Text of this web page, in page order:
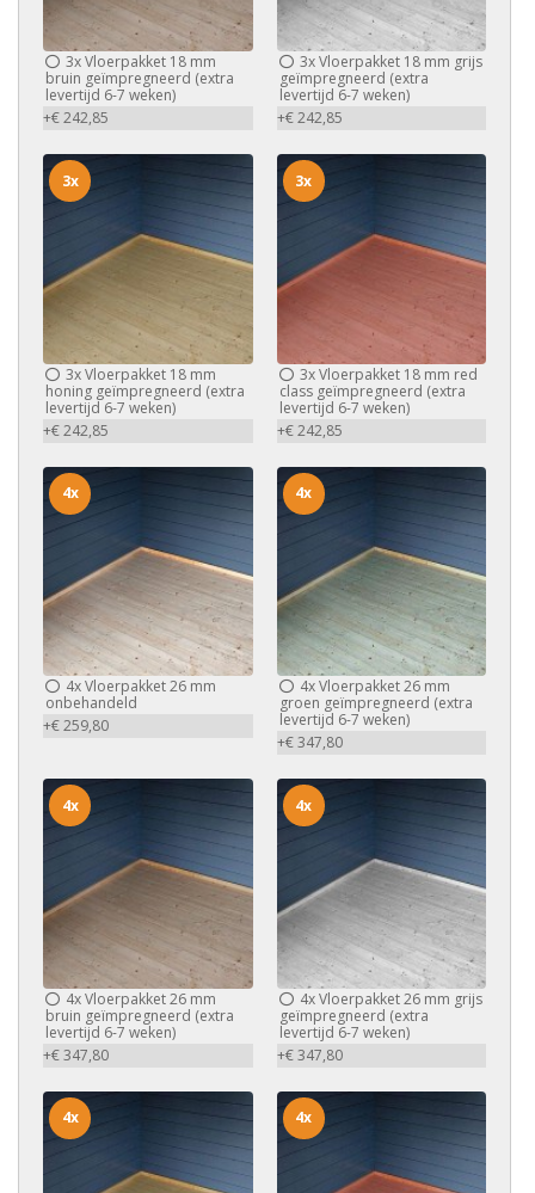
3xVloerpakket 18 mm
bruin geïmpregneerd (extra
levertijd 6-7 weken)
+€ 242,85
3xVloerpakket 18 mm grijs
geïmpregneerd (extra
levertijd 6-7 weken)
+€ 242,85
3xVloerpakket 18 mm
honing geïmpregneerd (extra
levertijd 6-7 weken)
+€ 242,85
3x
3xVloerpakket 18 mm red
class geïmpregneerd (extra
levertijd 6-7 weken)
+€ 242,85
3x
4xVloerpakket 26 mm
onbehandeld
+€ 259,80
4x
4xVloerpakket 26 mm
groen geïmpregneerd (extra
levertijd 6-7 weken)
+€ 347,80
4x
4xVloerpakket 26 mm
bruin geïmpregneerd (extra
levertijd 6-7 weken)
+€ 347,80
4x
4xVloerpakket 26 mm grijs
geïmpregneerd (extra
levertijd 6-7 weken)
+€ 347,80
4x
4x 4x